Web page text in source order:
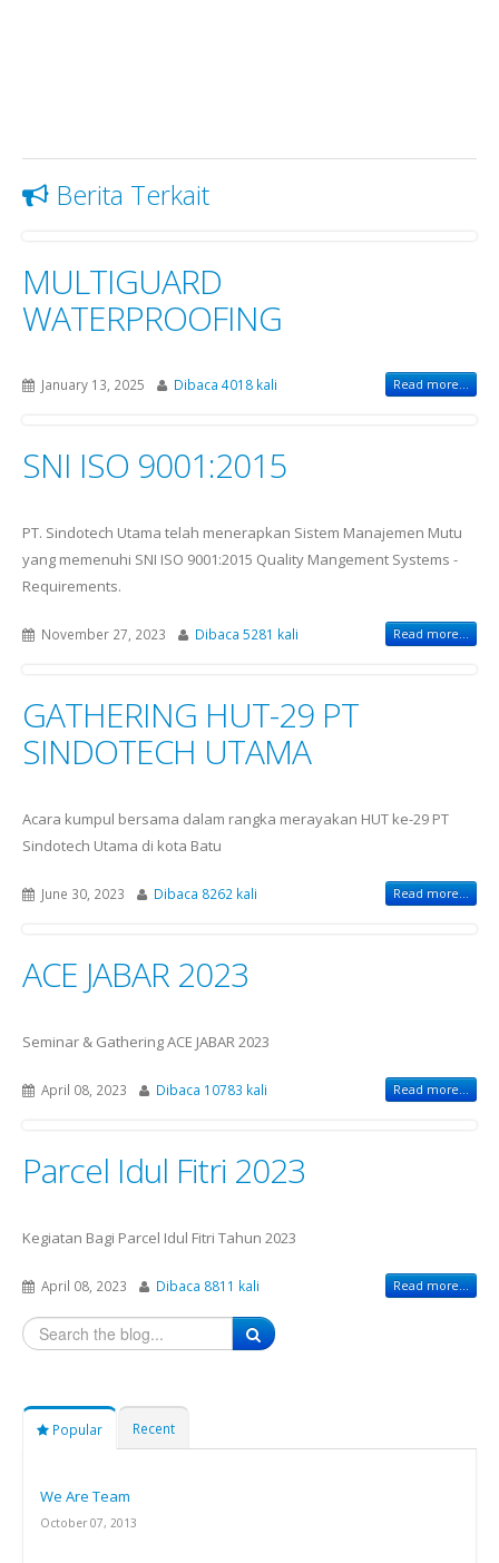
Berita Terkait
MULTIGUARD
WATERPROOFING
January 13, 2025 Dibaca 4018 kali Read more...
SNI ISO 9001:2015
PT. Sindotech Utama telah menerapkan Sistem Manajemen Mutu
yang memenuhi SNI ISO 9001:2015 Quality Mangement Systems -
Requirements.
November 27, 2023 Dibaca 5281 kali Read more...
GATHERING HUT-29 PT
SINDOTECH UTAMA
Acara kumpul bersama dalam rangka merayakan HUT ke-29 PT
Sindotech Utama di kota Batu
June 30, 2023 Dibaca 8262 kali Read more...
ACE JABAR 2023
Seminar & Gathering ACE JABAR 2023
April 08, 2023 Dibaca 10783 kali Read more...
Parcel Idul Fitri 2023
Kegiatan Bagi Parcel Idul Fitri Tahun 2023
April 08, 2023 Dibaca 8811 kali Read more...
Popular Recent
We Are Team
October 07, 2013